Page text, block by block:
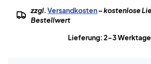
zzgl.Versandkosten– kostenlose
Bestellwert
Lieferung: 2-3 Werktage